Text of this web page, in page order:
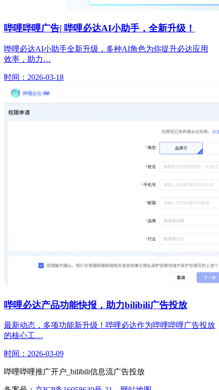
哔哩哔哩广告| 哔哩必达AI小助手，全新升级！
哗哩必达AI小助手全新升级，多种AI角色为你提升必达应用
效率，助力…
时间：2026-03-18
哔哩必达产品功能快报，助力bilibili广告投放
最新动态，多项功能新升级！哔哩必达作为哔哩哔哩广告投放
的核心工…
时间：2026-03-09
哔哩哔哩推广开户_bilibili信息流广告投放